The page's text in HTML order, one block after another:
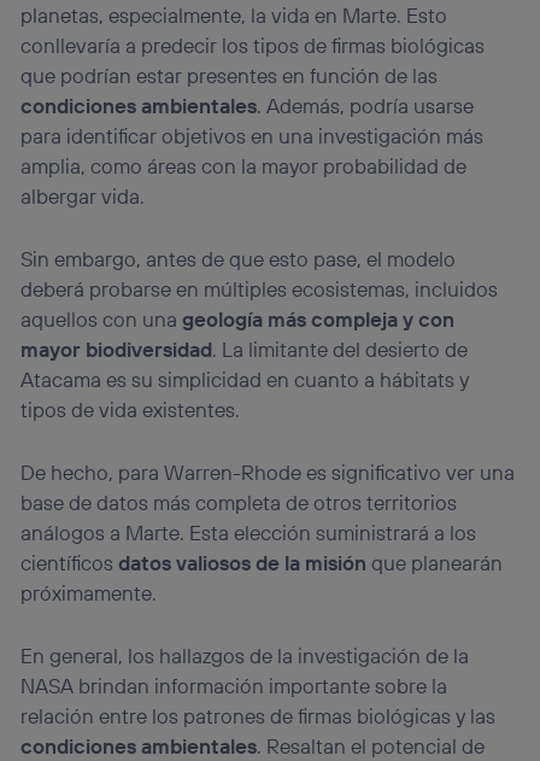
planetas, especialmente, la vida en Marte. Esto
conllevaría a predecir los tipos de firmas biológicas
que podrían estar presentes en función de las
condiciones ambientales. Además, podría usarse
para identificar objetivos en una investigación más
amplia, como áreas con la mayor probabilidad de
albergar vida.
Sin embargo, antes de que esto pase, el modelo
deberá probarse en múltiples ecosistemas, incluidos
aquellos con unageología más compleja y con
mayor biodiversidad. La limitante del desierto de
Atacama es su simplicidad en cuanto a hábitats y
tipos de vida existentes.
De hecho, para Warren-Rhode es significativo ver una
base de datos más completa de otros territorios
análogos a Marte. Esta elección suministrará a los
científicosdatos valiosos de la misión que planearán
próximamente.
En general, los hallazgos de la investigación de la
NASA brindan información importante sobre la
relación entre los patrones de firmas biológicas y las
condiciones ambientales. Resaltan el potencial de